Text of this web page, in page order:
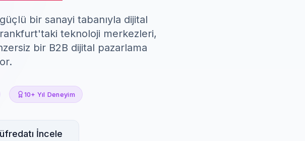
bir sanayi tabanıyla dijital
teknoloji merkezleri,
bir B2B dijital pazarlama
10+ Yıl Deneyim
İncele